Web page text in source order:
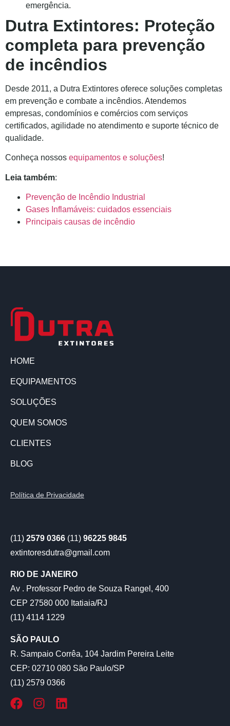
emergência.
Dutra Extintores: Proteção
completa para prevenção
de incêndios
Desde 2011, a Dutra Extintores oferece soluções completas
em prevenção e combate a incêndios. Atendemos
empresas, condomínios e comércios com serviços
certificados, agilidade no atendimento e suporte técnico de
qualidade.
Conheça nossos equipamentos e soluções!
Leia também:
Prevenção de Incêndio Industrial
Gases Inflamáveis: cuidados essenciais
Principais causas de incêndio
HOME
EQUIPAMENTOS
SOLUÇÕES
QUEM SOMOS
CLIENTES
BLOG
Política de Privacidade
(11) 2579 0366 (11) 96225 9845
extintoresdutra@gmail.com
RIO DE JANEIRO
Av . Professor Pedro de Souza Rangel, 400
CEP 27580 000 Itatiaia/RJ
(11) 4114 1229
SÃO PAULO
R. Sampaio Corrêa, 104 Jardim Pereira Leite
CEP: 02710 080 São Paulo/SP
(11) 2579 0366